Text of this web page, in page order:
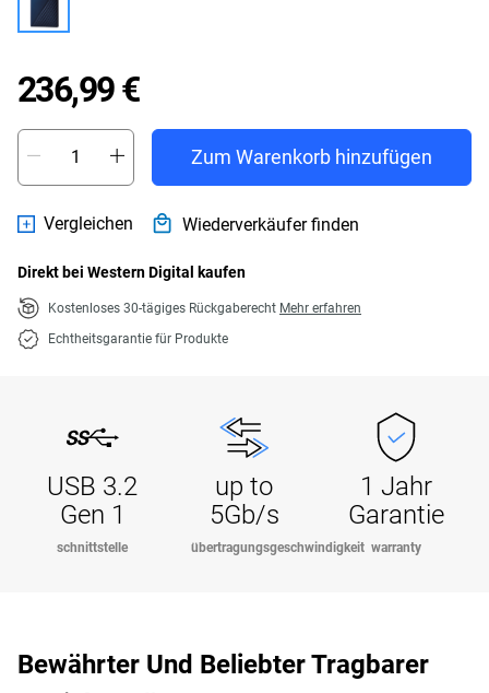
236,99 €Price 236,99 €
Zum Warenkorb hinzufügen
Vergleichen Wiederverkäufer finden
Direkt bei Western Digital kaufen
Kostenloses 30-tägiges Rückgaberecht Mehr erfahren
Echtheitsgarantie für Produkte
USB 3.2
Gen 1
schnittstelle
up to
5Gb/s
übertragungsgeschwindigkeit
1 Jahr
Garantie
warranty
Bewährter Und Beliebter Tragbarer